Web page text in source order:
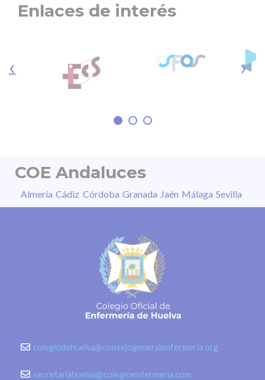
debajo de la media europea, que cuenta con
La OMS, la OCDE y la UE ya recopilan y
homogeneizan la ratio por cada 1.000
habitantes. Estas ratios no ignoran la
Enlaces de interés
‹ ›
COE Andaluces
Almería Cádiz Córdoba Granada Jaén Málaga Sevilla
colegiodehuelva@consejogeneralenfermeria.org
secretariahuelva@colegioenfermeria.com